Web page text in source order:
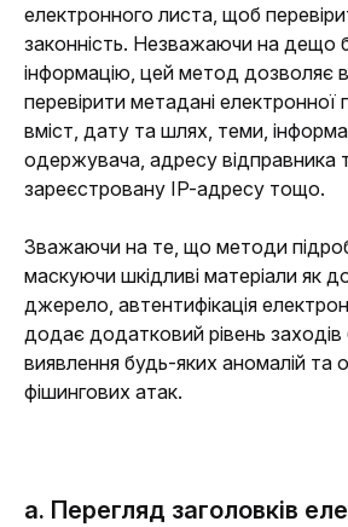
електронного листа, щоб
законність. Незважаючи на дещо
інформацію, цей метод дозволяє
перевірити метадані
вміст, дату та шлях, теми,
одержувача, адресу відправника
зареєстровану IP-адресу тощо.
Зважаючи на те, що методи
маскуючи шкідливі матеріали як
джерело, автентифікація
додає додатковий рівень заходів
виявлення будь-яких аномалій та
фішингових атак.
a. Перегляд заголовків